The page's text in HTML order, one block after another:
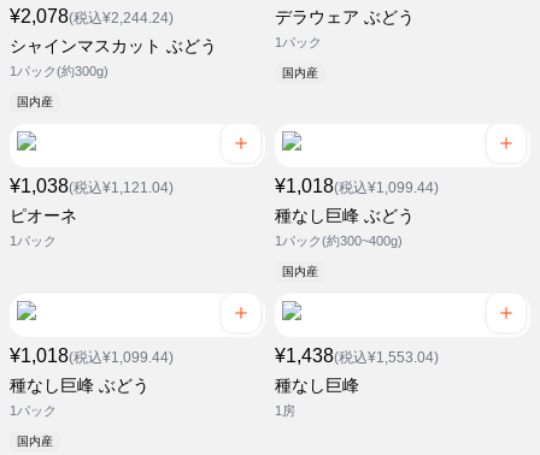
¥2,078(税込¥2,244.24)
シャインマスカット ぶどう
1パック(約300g)
国内産
デラウェア ぶどう
1パック
国内産
¥1,038(税込¥1,121.04)
ピオーネ
1パック
¥1,018(税込¥1,099.44)
種なし巨峰 ぶどう
1パック(約300~400g)
国内産
¥1,018(税込¥1,099.44)
種なし巨峰 ぶどう
1パック
国内産
¥1,438(税込¥1,553.04)
種なし巨峰
1房